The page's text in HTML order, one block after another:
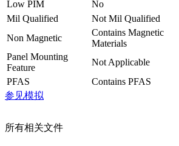
Low PIM
No
Mil Qualified
Not Mil Qualified
Non Magnetic
Contains Magnetic
Materials
Panel Mounting
Feature
Not Applicable
PFAS
Contains PFAS
参见模拟
所有相关文件